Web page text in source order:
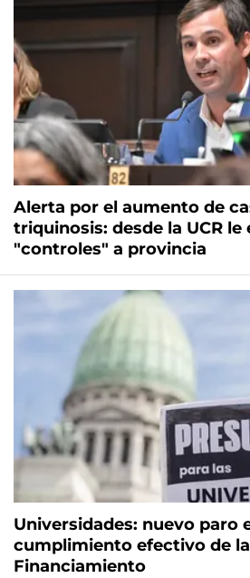
Alerta por el aumento de
triquinosis: desde la UCR le
"controles" a provincia
Universidades: nuevo paro
cumplimiento efectivo de
Financiamiento